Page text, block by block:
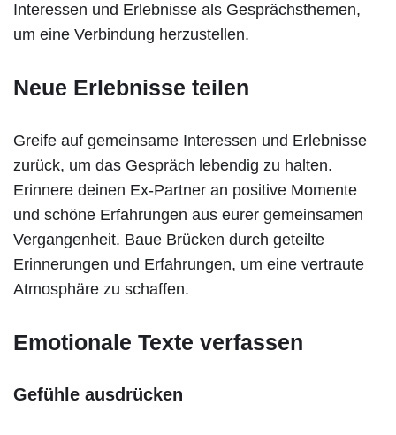
Interessen und Erlebnisse als Gesprächsthemen,
um eine Verbindung herzustellen.
Neue Erlebnisse teilen
Greife auf gemeinsame Interessen und Erlebnisse
zurück, um das Gespräch lebendig zu halten.
Erinnere deinen Ex-Partner an positive Momente
und schöne Erfahrungen aus eurer gemeinsamen
Vergangenheit. Baue Brücken durch geteilte
Erinnerungen und Erfahrungen, um eine vertraute
Atmosphäre zu schaffen.
Emotionale Texte verfassen
Gefühle ausdrücken